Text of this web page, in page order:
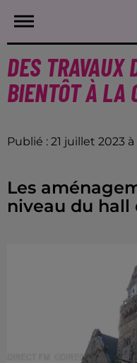
DES TRAVAUX
BIENTÔT À LA
Publié : 21 juillet 2023
Les
niveau du hall